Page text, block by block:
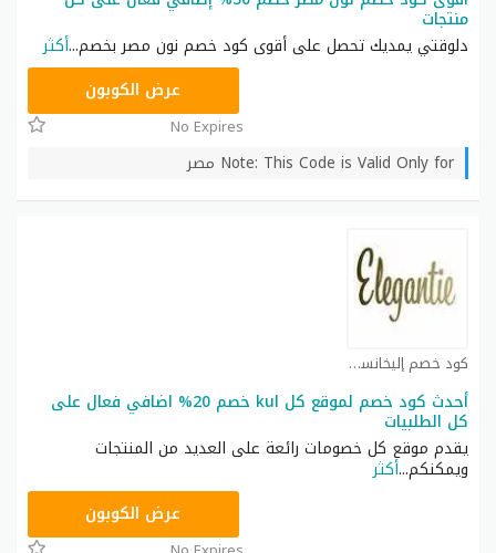
منتجات
دلوقتي يمديك تحصل على أقوى كود خصم نون مصر بخصم...أكثر
AB473عرض الكوبون
No Expires
Note: This Code is Valid Only for مصر
كود خصم إليخانسي كوبون
أحدث كود خصم لموقع كل kul خصم 20% اضافي فعال على
كل الطلبيات
يقدم موقع كل خصومات رائعة على العديد من المنتجات
ويمكنكم...أكثر
عرض الكوبون